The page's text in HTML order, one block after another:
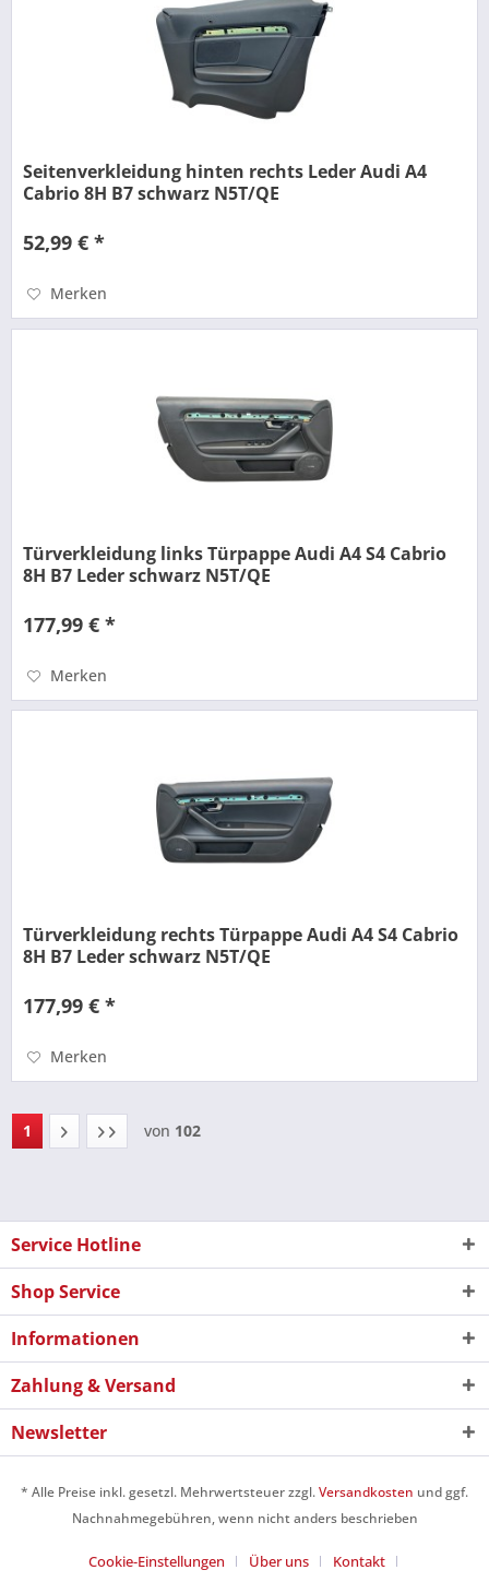
Seitenverkleidung hinten rechts Leder Audi A4
Cabrio 8H B7 schwarz N5T/QE
52,99 € *
Merken
Türverkleidung links Türpappe Audi A4 S4 Cabrio
8H B7 Leder schwarz N5T/QE
177,99 € *
Merken
Türverkleidung rechts Türpappe Audi A4 S4 Cabrio
8H B7 Leder schwarz N5T/QE
177,99 € *
Merken
1 von 102
Service Hotline
Shop Service
Informationen
Zahlung & Versand
Newsletter
* Alle Preise inkl. gesetzl. Mehrwertsteuer zzgl.Versandkosten und ggf.
Nachnahmegebühren, wenn nicht anders beschrieben
Cookie-Einstellungen Über uns Kontakt